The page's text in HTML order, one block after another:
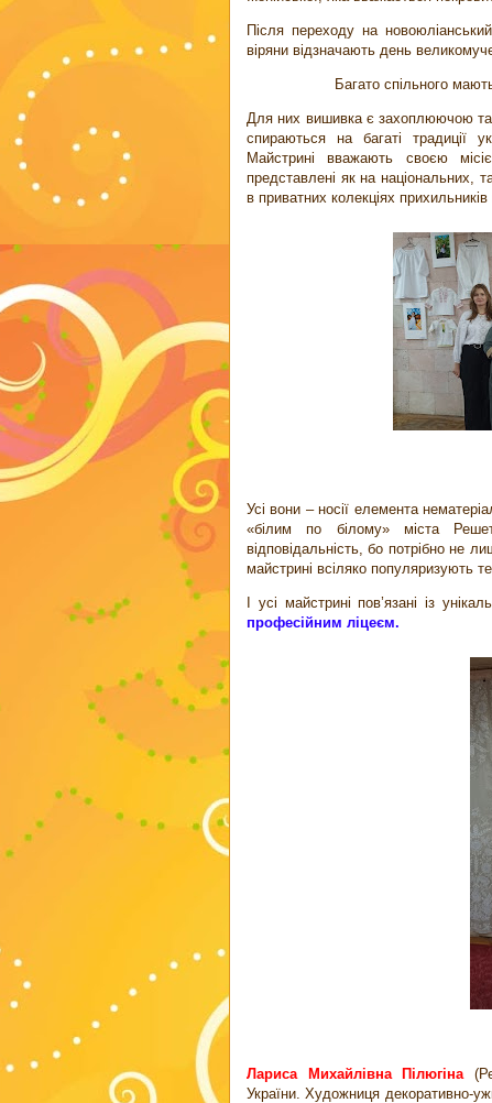
Після переходу на
віряни відзначають день
Багато спільного
Для них вишивка є захоплюючою та
спираються на багаті традиції
Майстрині вважають своєю
представлені як на національних,
в приватних колекціях
Усі вони – носії елемента
«білим по білому» міста
відповідальність, бо потрібно не
майстрині всіляко популяризують
І усі майстрині пов’язані із
професійним ліцеєм.
Лариса Михайлівна Пілюгіна
України. Художниця декоративно-